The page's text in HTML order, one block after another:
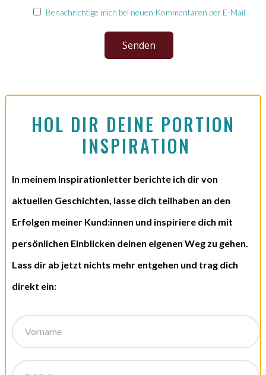
Benachrichtige mich bei neuen Kommentaren per E-Mail
Senden
HOL DIR DEINE PORTION
INSPIRATION
In meinem Inspirationletter berichte ich dir von
aktuellen Geschichten, lasse dich teilhaben an den
Erfolgen meiner Kund:innen und inspiriere dich mit
persönlichen Einblicken deinen eigenen Weg zu gehen.
Lass dir ab jetzt nichts mehr entgehen und trag dich
direkt ein: